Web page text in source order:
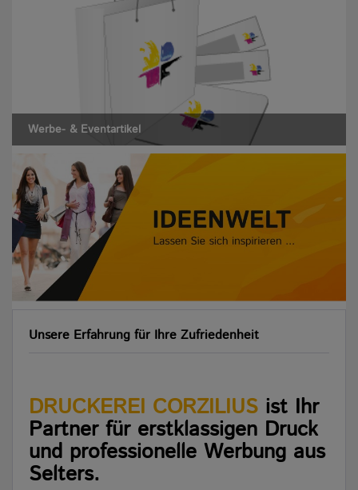
Werbe- & Eventartikel
Unsere Erfahrung für Ihre Zufriedenheit
DRUCKEREI CORZILIUS ist Ihr
Partner für erstklassigen Druck
und professionelle Werbung aus
Selters.